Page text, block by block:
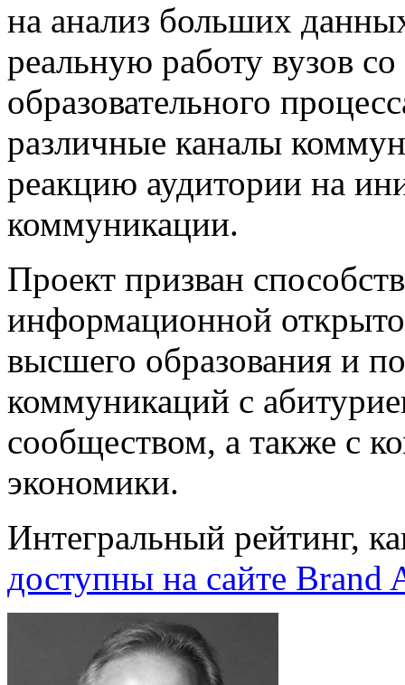
на анализ больших
реальную работу вузов
образовательного
различные каналы
реакцию аудитории на
коммуникации.
Проект призван
информационной
высшего образования и
коммуникаций с
сообществом, а также с
экономики.
Интегральный рейтинг,
доступны на сайте Brand